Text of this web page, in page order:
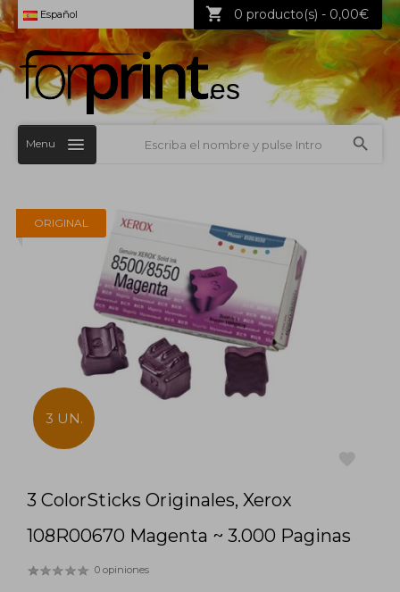
Español 0 producto(s) - 0,00€
Menu
ORIGINAL
3 UN.
3 ColorSticks Originales, Xerox
108R00670 Magenta ~ 3.000 Paginas
0 opiniones